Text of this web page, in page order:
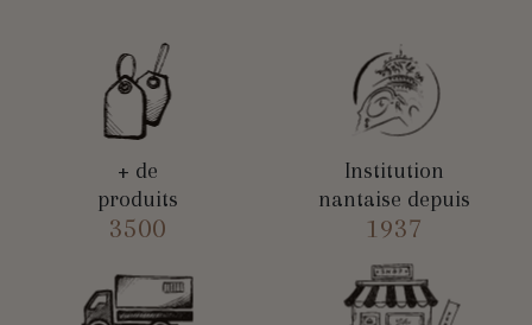
+ de
produits
3500
Institution
nantaise depuis
1937